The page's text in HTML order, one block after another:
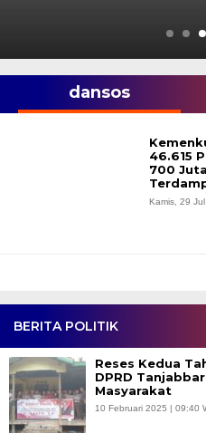
BERITA POLITIK
Reses Kedua
DPRD
Masyarakat
10 Februari 2025 | 09:40
dansos
46.615
700
Kamis, 29